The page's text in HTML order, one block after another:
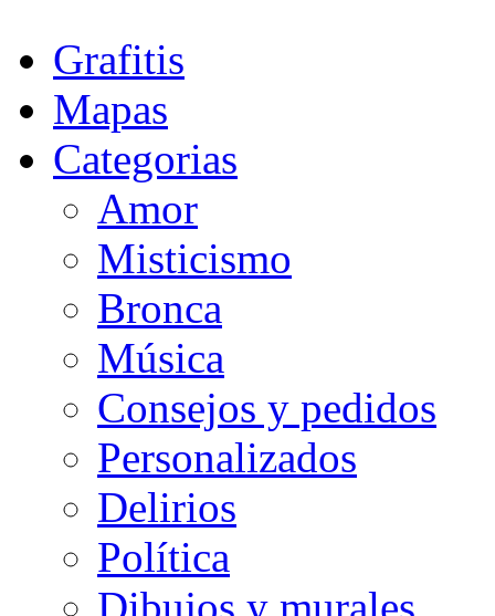
Grafitis
Mapas
Categorias
Amor
Misticismo
Bronca
Música
Consejos y pedidos
Personalizados
Delirios
Política